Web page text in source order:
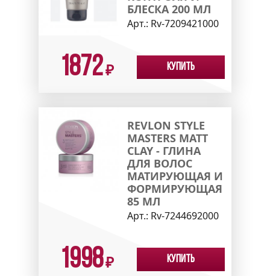
БЛЕСКА 200 МЛ
Арт.: Rv-7209421000
1872₽ Купить
REVLON STYLE
MASTERS MATT
CLAY - ГЛИНА
ДЛЯ ВОЛОС
МАТИРУЮЩАЯ И
ФОРМИРУЮЩАЯ
85 МЛ
Арт.: Rv-7244692000
1998₽ Купить